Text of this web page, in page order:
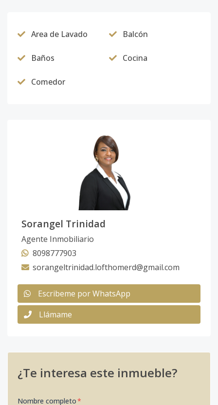
Area de Lavado Balcón
Baños Cocina
Comedor
Sorangel Trinidad
Agente Inmobiliario
8098777903
sorangeltrinidad.lofthomerd@gmail.com
Escribeme por WhatsApp
Llámame
¿Te interesa este inmueble?
Nombre completo*